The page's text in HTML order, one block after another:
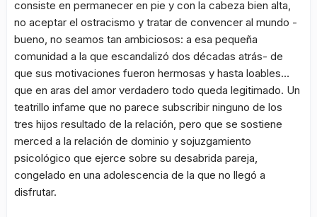
consiste en permanecer en pie y con la cabeza bien alta,
no aceptar el ostracismo y tratar de convencer al mundo -
bueno, no seamos tan ambiciosos: a esa pequeña
comunidad a la que escandalizó dos décadas atrás- de
que sus motivaciones fueron hermosas y hasta loables…
que en aras del amor verdadero todo queda legitimado. Un
teatrillo infame que no parece subscribir ninguno de los
tres hijos resultado de la relación, pero que se sostiene
merced a la relación de dominio y sojuzgamiento
psicológico que ejerce sobre su desabrida pareja,
congelado en una adolescencia de la que no llegó a
disfrutar.